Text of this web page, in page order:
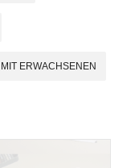
ERWACHSENEN